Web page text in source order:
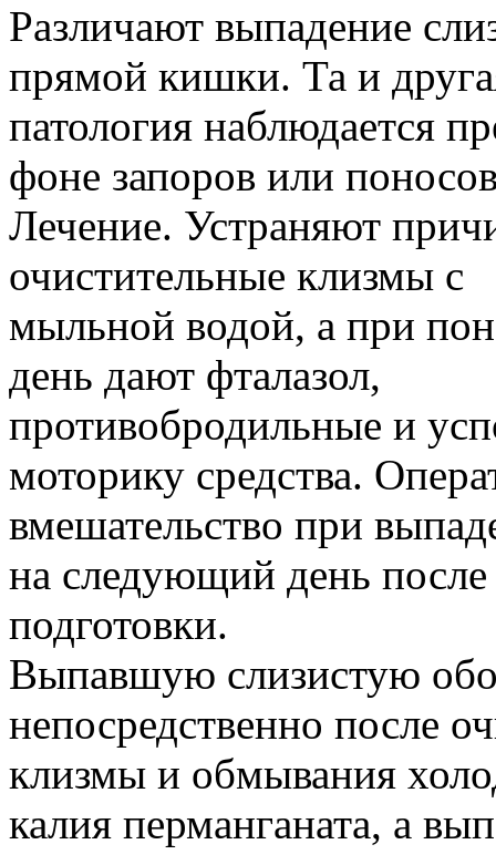
Различают выпадение
прямой кишки. Та и
патология наблюдается
фоне запоров или
Лечение. Устраняют
очистительные клизмы с
мыльной водой, а при
день дают фталазол,
противобродильные и
моторику средства.
вмешательство при
на следующий день после
подготовки.
Выпавшую слизистую
непосредственно после
клизмы и обмывания
калия перманганата, а